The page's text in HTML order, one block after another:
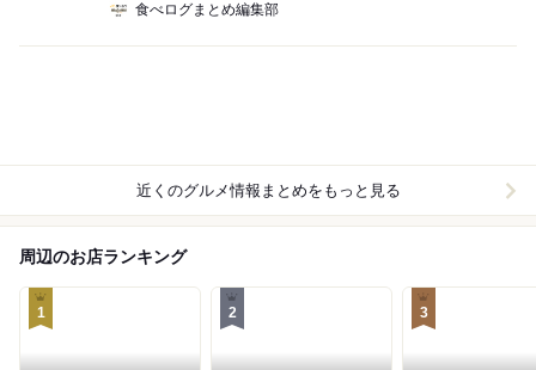
食べログまとめ編集部
近くのグルメ情報まとめをもっと見る
周辺のお店ランキング
1 2 3